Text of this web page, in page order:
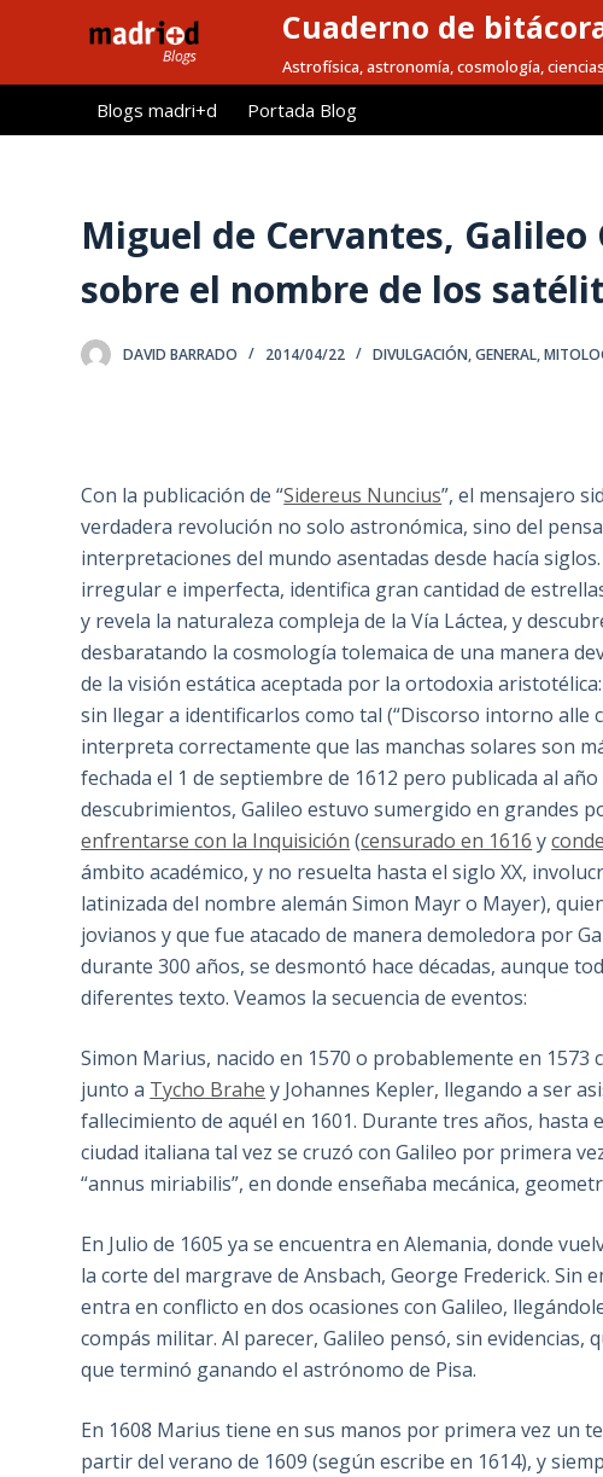
l
Cuaderno de
Astrofísica, astronomía, cosmología,
Blogs madri+d Portada Blog
Miguel de Cervantes,
sobre el nombre de los
DAVID BARRADO 2014/04/22 DIVULGACIÓN,GENERAL,
Con la publicación de “Sidereus Nuncius”, el mensajero
verdadera revolución no solo astronómica, sino del
interpretaciones del mundo asentadas desde hacía
irregular e imperfecta, identifica gran cantidad de
y revela la naturaleza compleja de la Vía Láctea, y
desbaratando la cosmología tolemaica de una manera
de la visión estática aceptada por la ortodoxia
sin llegar a identificarlos como tal (“Discorso intorno alle
interpreta correctamente que las manchas solares son
fechada el 1 de septiembre de 1612 pero publicada al
descubrimientos, Galileo estuvo sumergido en grandes
enfrentarse con la Inquisición (censurado en 1616 y
ámbito académico, y no resuelta hasta el siglo XX,
latinizada del nombre alemán Simon Mayr o Mayer),
jovianos y que fue atacado de manera demoledora por
durante 300 años, se desmontó hace décadas, aunque
diferentes texto. Veamos la secuencia de eventos:
Simon Marius, nacido en 1570 o probablemente en
junto a Tycho Brahe y Johannes Kepler, llegando a ser
fallecimiento de aquél en 1601. Durante tres años, hasta
ciudad italiana tal vez se cruzó con Galileo por primera
“annus miriabilis”, en donde enseñaba mecánica,
En Julio de 1605 ya se encuentra en Alemania, donde
la corte del margrave de Ansbach, George Frederick. Sin
entra en conflicto en dos ocasiones con Galileo,
compás militar. Al parecer, Galileo pensó, sin
que terminó ganando el astrónomo de Pisa.
En 1608 Marius tiene en sus manos por primera vez un
partir del verano de 1609 (según escribe en 1614), y